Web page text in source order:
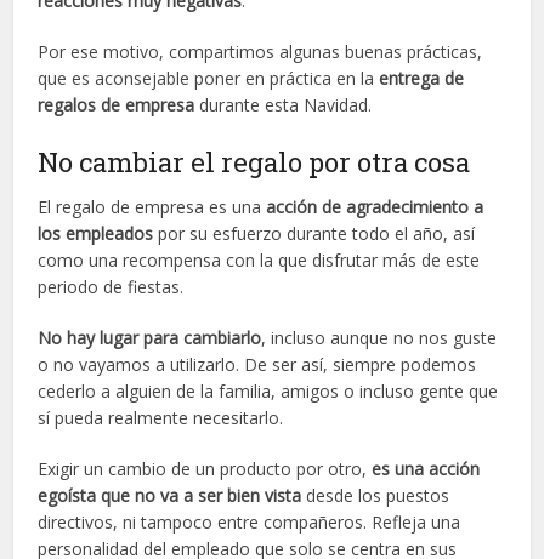
Por ese motivo, compartimos algunas buenas prácticas,
que es aconsejable poner en práctica en laentrega de
regalos de empresa durante esta Navidad.
No cambiar el regalo por otra cosa
El regalo de empresa es unaacción de agradecimiento a
los empleados por su esfuerzo durante todo el año, así
como una recompensa con la que disfrutar más de este
periodo de fiestas.
No hay lugar para cambiarlo, incluso aunque no nos guste
o no vayamos a utilizarlo. De ser así, siempre podemos
cederlo a alguien de la familia, amigos o incluso gente que
sí pueda realmente necesitarlo.
Exigir un cambio de un producto por otro,es una acción
egoísta que no va a ser bien vista desde los puestos
directivos, ni tampoco entre compañeros. Refleja una
personalidad del empleado que solo se centra en sus